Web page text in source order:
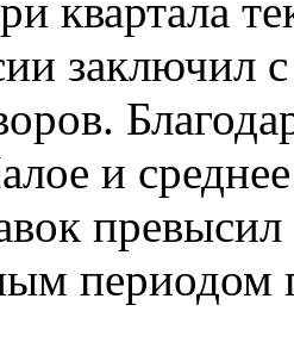
квартала
заключил
и
периодом